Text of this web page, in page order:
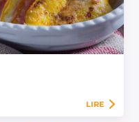
LIRE